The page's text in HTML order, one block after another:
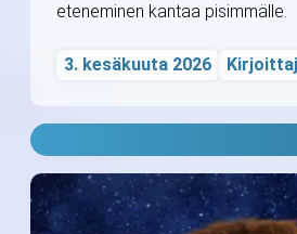
eteneminen kantaa pisimmälle.
3. kesäkuuta 2026